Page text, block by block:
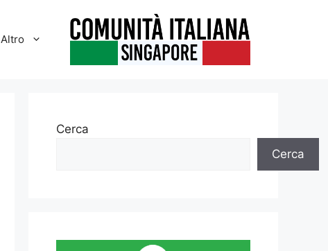
Altro
Cerca
Cerca